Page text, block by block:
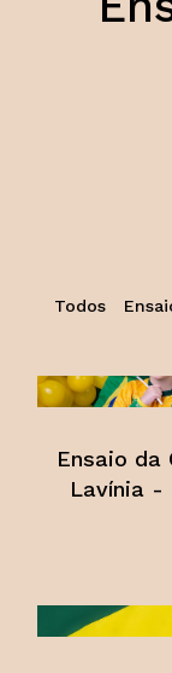
Todos
Ensaio da
Lavínia -